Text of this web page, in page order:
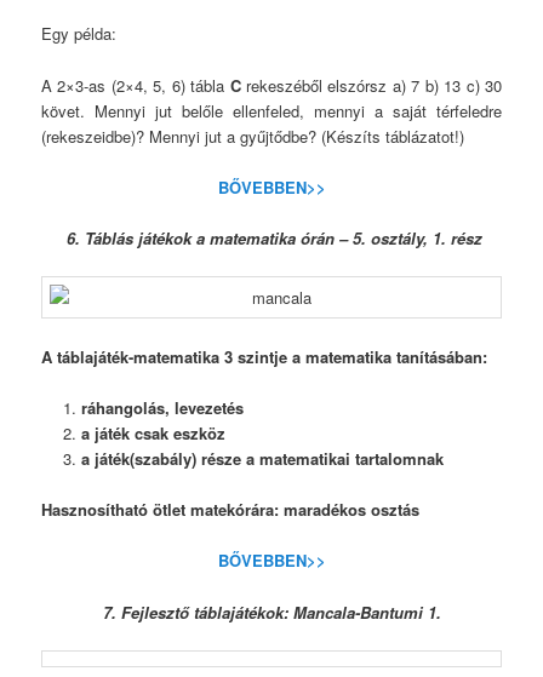
Egy példa:
A 2×3-as (2×4, 5, 6) tábla Crekeszéből elszórsz a) 7 b) 13 c) 30
követ. Mennyi jut belőle ellenfeled, mennyi a saját térfeledre
(rekeszeidbe)? Mennyi jut a gyűjtődbe? (Készíts táblázatot!)
BŐVEBBEN>>
6. Táblás játékok a matematika órán – 5. osztály, 1. rész
A táblajáték-matematika 3 szintje a matematika tanításában:
ráhangolás, levezetés
a játék csak eszköz
a játék(szabály) része a matematikai tartalomnak
Hasznosítható ötlet matekórára: maradékos osztás
BŐVEBBEN>>
7. Fejlesztő táblajátékok: Mancala-Bantumi 1.